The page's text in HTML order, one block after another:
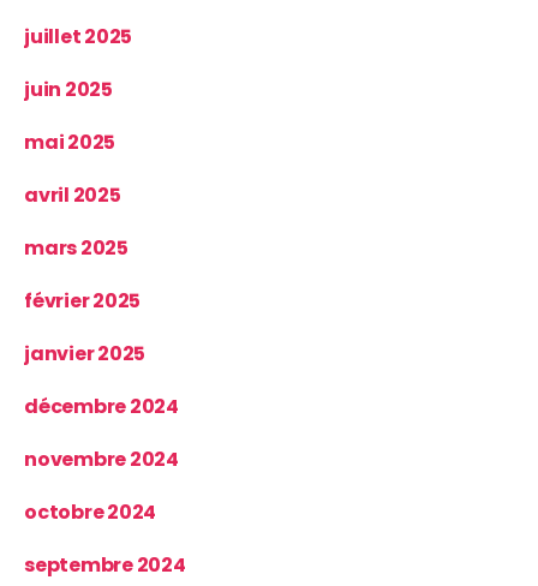
juillet 2025
juin 2025
mai 2025
avril 2025
mars 2025
février 2025
janvier 2025
décembre 2024
novembre 2024
octobre 2024
septembre 2024